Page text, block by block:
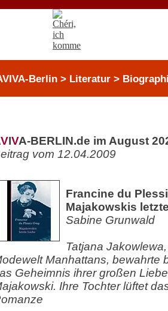
Berlin > Literatur >
VIVA-BERLIN.de im August
vom 12.04.2009
Francine du
Majakowskis
Sabine Grunwald
Tatjana
Manhattans, bewahrte
Geheimnis ihrer großen
Ihre Tochter lüftet